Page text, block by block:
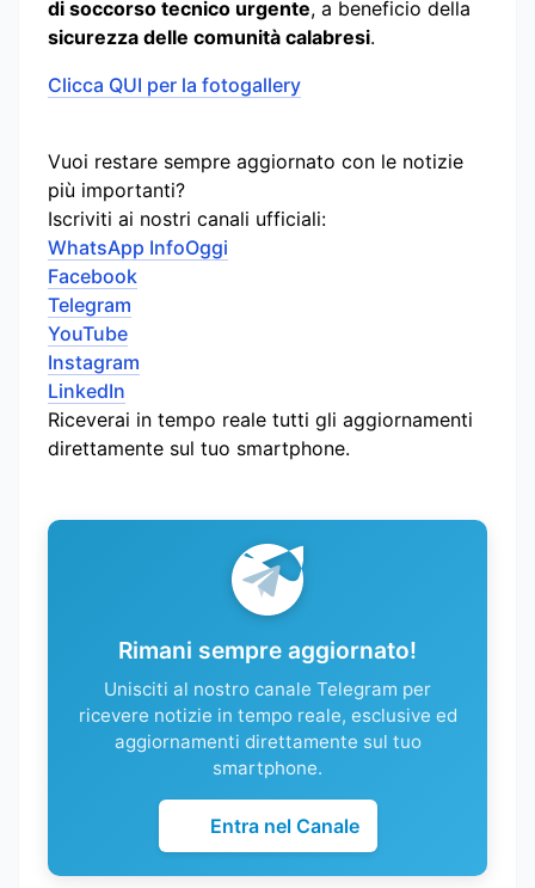
di soccorso tecnico urgente, a beneficio della
sicurezza delle comunità calabresi.
Clicca QUI per la fotogallery
Vuoi restare sempre aggiornato con le notizie
più importanti?
Iscriviti ai nostri canali ufficiali:
WhatsApp InfoOggi
Facebook
Telegram
YouTube
Instagram
LinkedIn
Riceverai in tempo reale tutti gli aggiornamenti
direttamente sul tuo smartphone.
Rimani sempre aggiornato!
Unisciti al nostro canale Telegram per
ricevere notizie in tempo reale, esclusive ed
aggiornamenti direttamente sul tuo
smartphone.
Entra nel Canale